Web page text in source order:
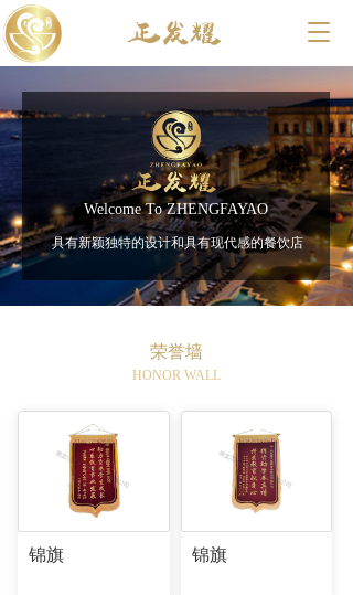
T
g
l
e
n
a
i
g
a
t
Welcome To ZHENGFAYAO
具有新颖独特的设计和具有现代感的餐饮店
荣誉墙
HONOR WALL
锦旗 锦旗